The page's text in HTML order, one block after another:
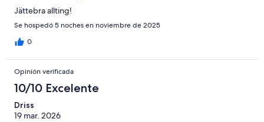
Jättebra allting!
Se hospedó 5 noches en noviembre de 2025
0
Opinión verificada
10/10 Excelente
Driss
19 mar. 2026